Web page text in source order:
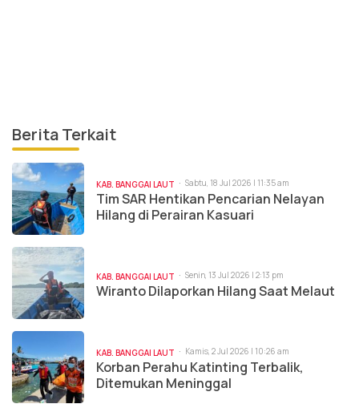
Berita Terkait
KAB. BANGGAI LAUT Sabtu, 18 Jul 2026 | 11:35 am
Tim SAR Hentikan Pencarian Nelayan
Hilang di Perairan Kasuari
KAB. BANGGAI LAUT Senin, 13 Jul 2026 | 2:13 pm
Wiranto Dilaporkan Hilang Saat Melaut
KAB. BANGGAI LAUT Kamis, 2 Jul 2026 | 10:26 am
Korban Perahu Katinting Terbalik,
Ditemukan Meninggal